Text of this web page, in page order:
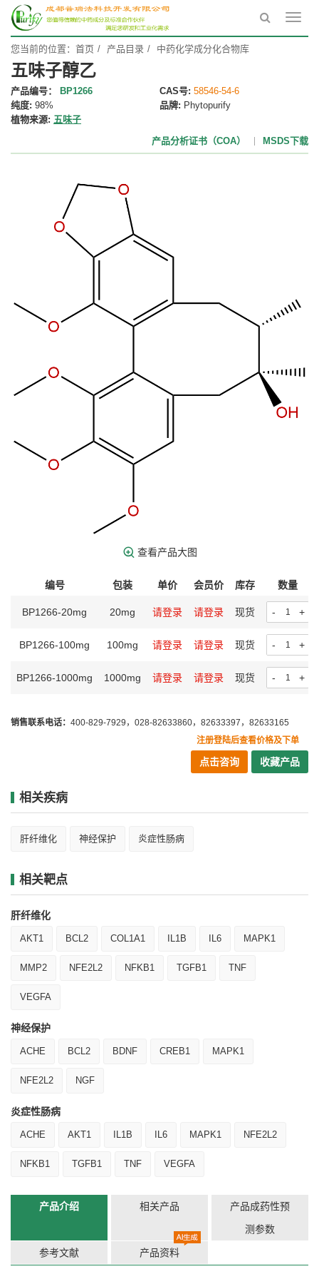
您当前的位置： 首页 产品目录 中药化学成分化合物库
五味子醇乙
产品编号： BP1266 CAS号: 58546-54-6
纯度: 98% 品牌: Phytopurify
植物来源: 五味子
产品分析证书（COA）
MSDS下载
查看产品大图
编号 包装 单价 会员价 库存 数量
BP1266-20mg 20mg 请登录 请登录 现货 - +
BP1266-100mg 100mg 请登录 请登录 现货 - +
BP1266-1000mg 1000mg 请登录 请登录 现货 - +
销售联系电话： 400-829-7929，028-82633860，82633397，82633165
注册登陆后查看价格及下单
点击咨询 收藏产品
相关疾病
肝纤维化 神经保护 炎症性肠病
相关靶点
肝纤维化
AKT1 BCL2 COL1A1 IL1B IL6 MAPK1
MMP2 NFE2L2 NFKB1 TGFB1 TNF
VEGFA
神经保护
ACHE BCL2 BDNF CREB1 MAPK1
NFE2L2 NGF
炎症性肠病
ACHE AKT1 IL1B IL6 MAPK1 NFE2L2
NFKB1 TGFB1 TNF VEGFA
产品介绍 相关产品
产品成药性预
测参数
参考文献 产品资料